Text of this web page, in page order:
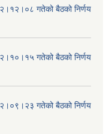
गतेको बैठको निर्णय
गतेको बैठको निर्णय
गतेको बैठको निर्णय